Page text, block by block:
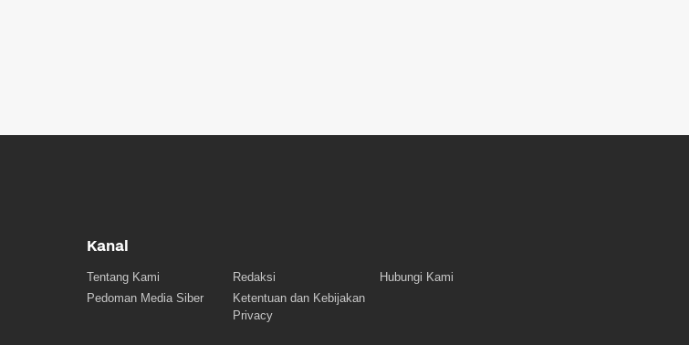
Kanal
Tentang Kami Redaksi
Hubungi Kami
Pedoman Media Siber
Ketentuan dan Kebijakan
Privacy